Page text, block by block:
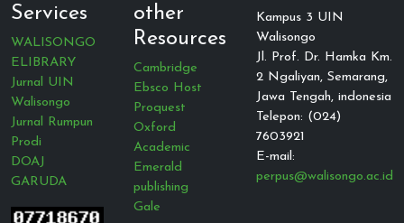
Services
WALISONGO
ELIBRARY
Jurnal UIN
Walisongo
Jurnal Rumpun
Prodi
DOAJ
GARUDA
other
Resources
Cambridge
Ebsco Host
Proquest
Oxford
Academic
Emerald
publishing
Gale
Kampus 3 UIN
Walisongo
Jl. Prof. Dr. Hamka Km.
2 Ngaliyan, Semarang,
Jawa Tengah, indonesia
Telepon: (024)
7603921
E-mail:
perpus@walisongo.ac.id